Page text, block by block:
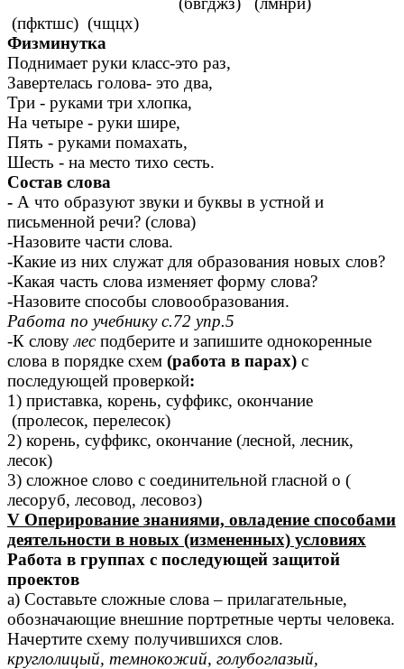
(пфктшс) (чщцх)
Физминутка
Поднимает руки класс-это раз,
Завертелась голова- это два,
Три - руками три хлопка,
На четыре - руки шире,
Пять - руками помахать,
Шесть - на место тихо сесть.
Состав слова
- А что образуют звуки и буквы в устной и
письменной речи? (слова)
-Назовите части слова.
-Какие из них служат для образования новых слов?
-Какая часть слова изменяет форму слова?
-Назовите способы словообразования.
Работа по учебнику с.72 упр.5
-К словулесподберите и запишите однокоренные
слова в порядке схем (работа в парах) с
последующей проверкой:
1) приставка, корень, суффикс, окончание
(пролесок, перелесок)
2) корень, суффикс, окончание (лесной, лесник,
лесок)
3) сложное слово с соединительной гласной о (
лесоруб, лесовод, лесовоз)
V Оперирование знаниями, овладение способами
деятельности в новых (измененных) условиях
Работа в группах с последующей защитой
проектов
а) Составьте сложные слова – прилагательные,
обозначающие внешние портретные черты человека.
Начертите схему получившихся слов.
круглолицый, темнокожий, голубоглазый,